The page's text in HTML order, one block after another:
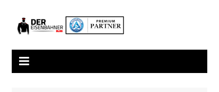
springen